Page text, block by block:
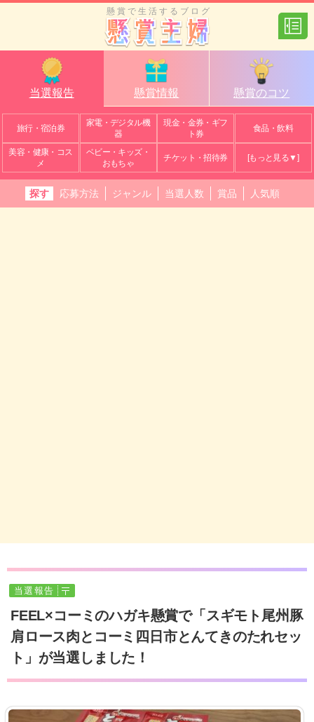
懸賞で生活するブログ
当選報告 懸賞情報 懸賞のコツ
旅行・宿泊券
家電・デジタル機
器
現金・金券・ギフ
ト券
食品・飲料
美容・健康・コス
メ
ベビー・キッズ・
おもちゃ
チケット・招待券 [もっと見る▼]
探す 応募方法 ジャンル 当選人数 賞品 人気順
当選報告
FEEL×コーミのハガキ懸賞で「スギモト尾州豚
肩ロース肉とコーミ四日市とんてきのたれセッ
ト」が当選しました！